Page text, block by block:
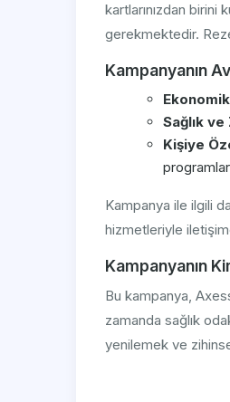
kartlarınızdan
gerekmektedir.
Kampanyanın
Sağlık
Kişiye
Kampanya ile ilgili
hizmetleriyle
Kampanyanın
Bu kampanya,
zamanda sağlık
yenilemek ve